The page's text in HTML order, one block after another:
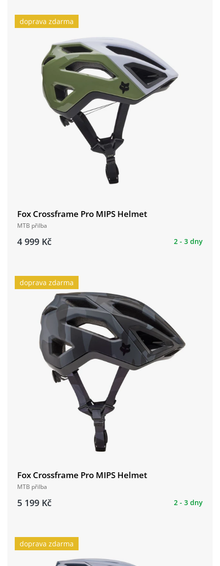
doprava zdarma
Fox Crossframe Pro MIPS Helmet
MTB přilba
4 999 Kč 2 - 3 dny
doprava zdarma
Fox Crossframe Pro MIPS Helmet
MTB přilba
5 199 Kč 2 - 3 dny
doprava zdarma